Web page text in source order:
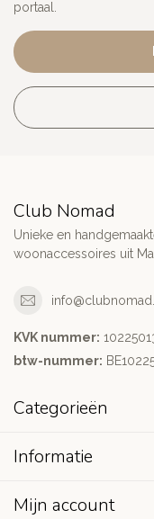
portaal.
Club Nomad
Unieke en
woonaccessoires uit
KVK nummer:
btw-nummer:
Categorieën
Informatie
Mijn account